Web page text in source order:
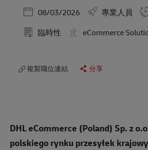
Posted Date
08/03/2026 專業人員
臨時性
eCommerce
複製職位連結 分享
DHL eCommerce (Poland) Sp. z
polskiego rynku przesyłek